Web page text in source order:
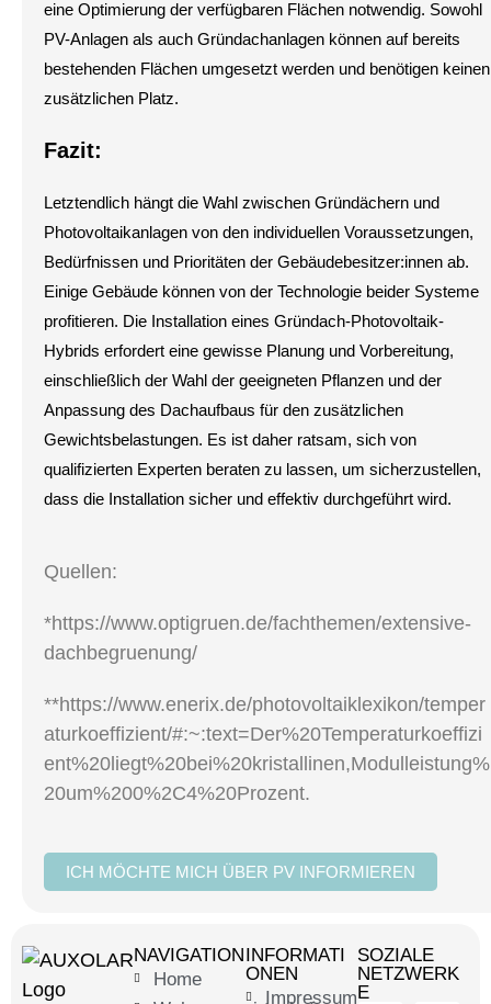
eine Optimierung der verfügbaren Flächen notwendig. Sowohl
PV-Anlagen als auch Gründachanlagen können auf bereits
bestehenden Flächen umgesetzt werden und benötigen keinen
zusätzlichen Platz.
Fazit:
Letztendlich hängt die Wahl zwischen Gründächern und
Photovoltaikanlagen von den individuellen Voraussetzungen,
Bedürfnissen und Prioritäten der Gebäudebesitzer:innen ab.
Einige Gebäude können von der Technologie beider Systeme
profitieren. Die Installation eines Gründach-Photovoltaik-
Hybrids erfordert eine gewisse Planung und Vorbereitung,
einschließlich der Wahl der geeigneten Pflanzen und der
Anpassung des Dachaufbaus für den zusätzlichen
Gewichtsbelastungen. Es ist daher ratsam, sich von
qualifizierten Experten beraten zu lassen, um sicherzustellen,
dass die Installation sicher und effektiv durchgeführt wird.
Quellen:
*https://www.optigruen.de/fachthemen/extensive-
dachbegruenung/
**https://www.enerix.de/photovoltaiklexikon/temper
aturkoeffizient/#:~:text=Der%20Temperaturkoeffizi
ent%20liegt%20bei%20kristallinen,Modulleistung%
20um%200%2C4%20Prozent.
ICH MÖCHTE MICH ÜBER PV INFORMIEREN
NAVIGATION
Home
INFORMATI
ONEN
Impressum
SOZIALE
NETZWERK
E